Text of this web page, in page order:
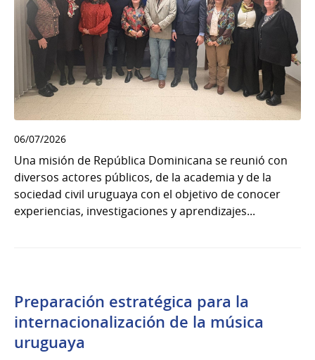
06/07/2026
Una misión de República Dominicana se reunió con
diversos actores públicos, de la academia y de la
sociedad civil uruguaya con el objetivo de conocer
experiencias, investigaciones y aprendizajes...
Preparación estratégica para la
internacionalización de la música
uruguaya